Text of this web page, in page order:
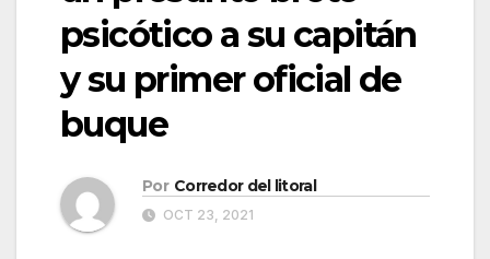
psicótico a su capitán
y su primer oficial de
buque
Por Corredor del litoral
OCT 23, 2021